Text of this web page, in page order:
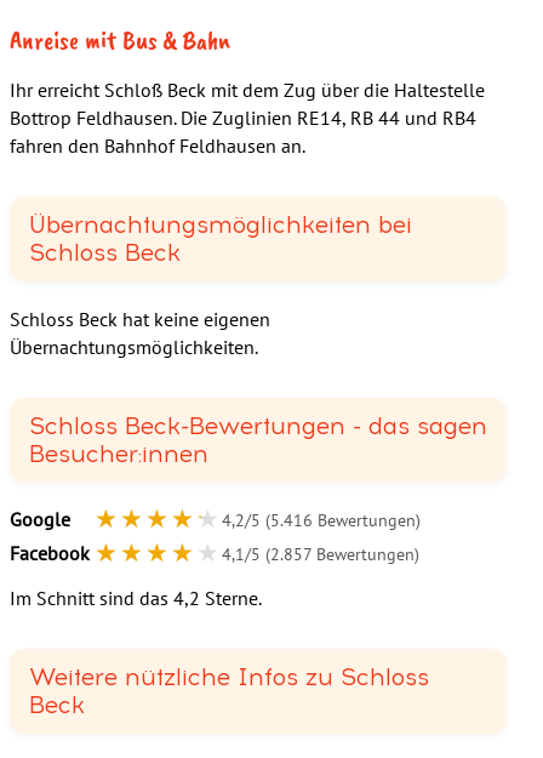
Anreise mit Bus & Bahn
Ihr erreicht Schloß Beck mit dem Zug über die Haltestelle
Bottrop Feldhausen. Die Zuglinien RE14, RB 44 und RB4
fahren den Bahnhof Feldhausen an.
Übernachtungsmöglichkeiten bei
Schloss Beck
Schloss Beck hat keine eigenen
Übernachtungsmöglichkeiten.
Schloss Beck-Bewertungen - das sagen
Besucher:innen
Google ★★★★★
★★★★★ 4,2/5 (5.416 Bewertungen)
Facebook ★★★★★
★★★★★ 4,1/5 (2.857 Bewertungen)
Im Schnitt sind das 4,2 Sterne.
Weitere nützliche Infos zu Schloss
Beck